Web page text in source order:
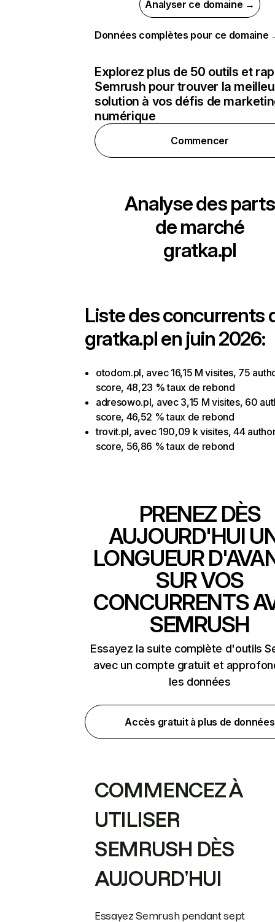
Analyser ce domaine →
Données complètes pour ce domaine
Explorez plus de 50 outils et
Semrush pour trouver la
solution à vos défis de
numérique
Commencer
Analyse des parts
de marché
gratka.pl
Liste des concurrents
gratka.pl en juin 2026:
otodom.pl, avec 16,15 M visites, 75
score, 48,23 % taux de rebond
adresowo.pl, avec 3,15 M visites, 60
score, 46,52 % taux de rebond
trovit.pl, avec 190,09 k visites, 44
score, 56,86 % taux de rebond
PRENEZ DÈS
AUJOURD'HUI
LONGUEUR
SUR VOS
CONCURRENTS
SEMRUSH
Essayez la suite complète d'outils
avec un compte gratuit et
les données
Accès gratuit à plus de données
COMMENCEZ À
UTILISER
SEMRUSH DÈS
AUJOURD’HUI
Essayez Semrush pendant sept